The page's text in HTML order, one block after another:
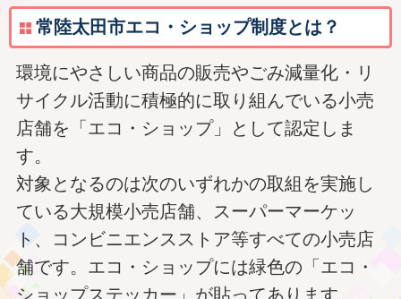
常陸太田市エコ・ショップ制度とは？
環境にやさしい商品の販売やごみ減量化・リ
サイクル活動に積極的に取り組んでいる小売
店舗を「エコ・ショップ」として認定しま
す。
対象となるのは次のいずれかの取組を実施し
ている大規模小売店舗、スーパーマーケッ
ト、コンビニエンスストア等すべての小売店
舗です。エコ・ショップには緑色の「エコ・
ショップステッカー」が貼ってあります。